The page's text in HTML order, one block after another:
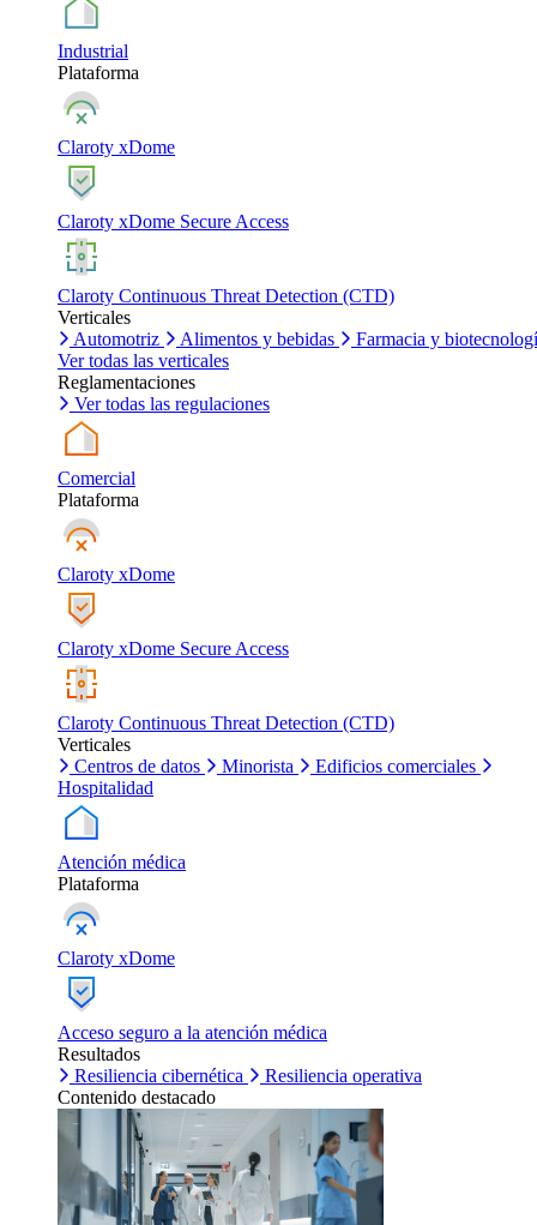
Industrial
Plataforma
Claroty xDome
Claroty xDome Secure Access
Claroty Continuous Threat Detection (CTD)
Verticales
Automotriz
Alimentos y bebidas
Farmacia y
Ver todas las verticales
Reglamentaciones
Ver todas las regulaciones
Comercial
Plataforma
Claroty xDome
Claroty xDome Secure Access
Claroty Continuous Threat Detection (CTD)
Verticales
Centros de datos
Minorista
Edificios comerciales
Hospitalidad
Atención médica
Plataforma
Claroty xDome
Acceso seguro a la atención médica
Resultados
Resiliencia cibernética
Resiliencia operativa
Contenido destacado